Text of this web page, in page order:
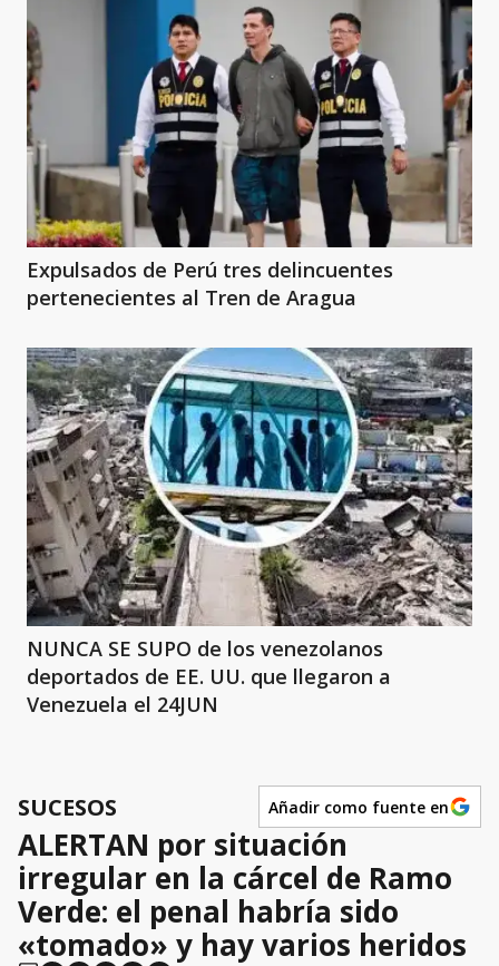
Expulsados de Perú tres delincuentes
pertenecientes al Tren de Aragua
NUNCA SE SUPO de los venezolanos
deportados de EE. UU. que llegaron a
Venezuela el 24JUN
SUCESOS Añadir como fuente en
ALERTAN por situación
irregular en la cárcel de Ramo
Verde: el penal habría sido
«tomado» y hay varios heridos